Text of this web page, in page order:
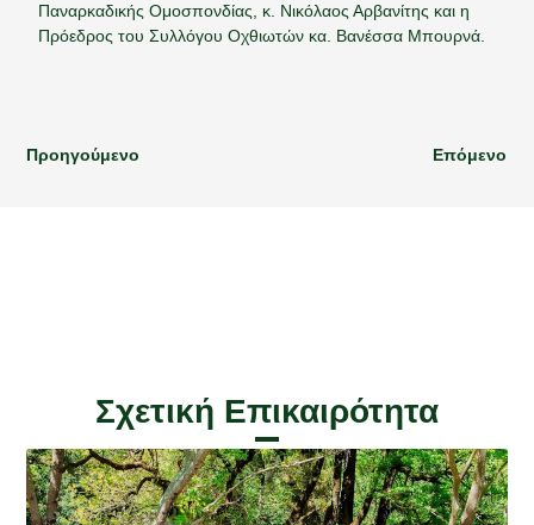
Παναρκαδικής Ομοσπονδίας, κ. Νικόλαος Αρβανίτης και η
Πρόεδρος του Συλλόγου Οχθιωτών κα. Βανέσσα Μπουρνά.
Προηγούμενο Επόμενο
Σχετική Επικαιρότητα